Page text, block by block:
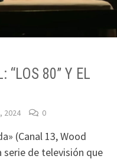
“LOS 80” Y EL
2024 0
(Canal 13, Wood
serie de televisión que